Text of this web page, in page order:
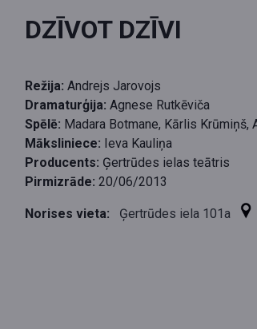
DZĪVOT DZĪVI
Režija: Andrejs Jarovojs
Dramaturģija: Agnese Rutkēviča
Spēlē: Madara Botmane, Kārlis Krūmiņš,
Māksliniece: Ieva Kauliņa
Producents: Ģertrūdes ielas teātris
Pirmizrāde: 20/06/2013
Norises vieta: Ģertrūdes iela 101a